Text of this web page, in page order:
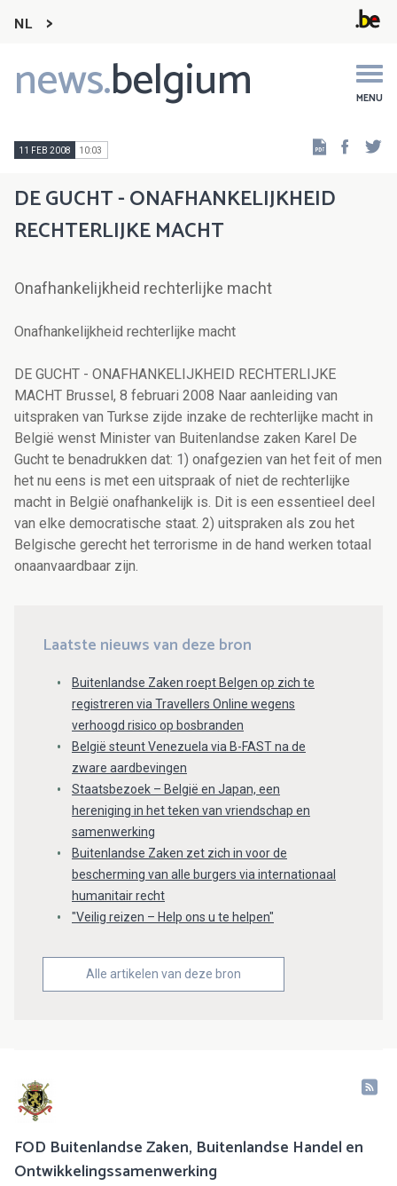
NL
news.belgium MENU
Main
navigation
11 FEB 2008 10:03
DE GUCHT - ONAFHANKELIJKHEID
RECHTERLIJKE MACHT
Onafhankelijkheid rechterlijke macht
Onafhankelijkheid rechterlijke macht
DE GUCHT - ONAFHANKELIJKHEID RECHTERLIJKE
MACHT Brussel, 8 februari 2008 Naar aanleiding van
uitspraken van Turkse zijde inzake de rechterlijke macht in
België wenst Minister van Buitenlandse zaken Karel De
Gucht te benadrukken dat: 1) onafgezien van het feit of men
het nu eens is met een uitspraak of niet de rechterlijke
macht in België onafhankelijk is. Dit is een essentieel deel
van elke democratische staat. 2) uitspraken als zou het
Belgische gerecht het terrorisme in de hand werken totaal
onaanvaardbaar zijn.
Laatste nieuws van deze bron
Buitenlandse Zaken roept Belgen op zich te
registreren via Travellers Online wegens
verhoogd risico op bosbranden
België steunt Venezuela via B-FAST na de
zware aardbevingen
Staatsbezoek – België en Japan, een
hereniging in het teken van vriendschap en
samenwerking
Buitenlandse Zaken zet zich in voor de
bescherming van alle burgers via internationaal
humanitair recht
"Veilig reizen – Help ons u te helpen"
Alle artikelen van deze bron
FOD Buitenlandse Zaken, Buitenlandse Handel en
Ontwikkelingssamenwerking